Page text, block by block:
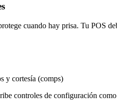
cuando hay prisa. Tu POS
y cortesía (comps)
controles de configuración